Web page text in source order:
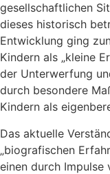
gesellschaftlichen
dieses historisch
Entwicklung ging
Kindern als „kleine
der Unterwerfung
durch besondere
Kindern als
Das aktuelle
„biografischen
einen durch Impulse